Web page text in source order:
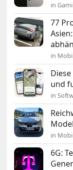
in
77
in
und
in
in
6G: